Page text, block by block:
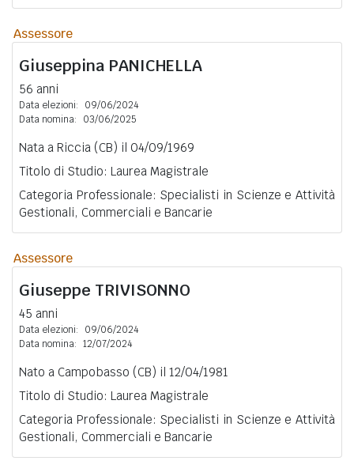
Assessore
Giuseppina PANICHELLA
56 anni
Data elezioni:
09/06/2024
Data nomina:
03/06/2025
Nata a Riccia (CB) il 04/09/1969
Titolo di Studio: Laurea Magistrale
Categoria Professionale: Specialisti in Scienze e Attività
Gestionali, Commerciali e Bancarie
Assessore
Giuseppe TRIVISONNO
45 anni
Data elezioni:
09/06/2024
Data nomina: 12/07/2024
Nato a Campobasso (CB) il 12/04/1981
Titolo di Studio: Laurea Magistrale
Categoria Professionale: Specialisti in Scienze e Attività
Gestionali, Commerciali e Bancarie